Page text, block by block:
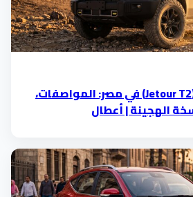
مراجعة جيتور تي 2 (Jetour T2) في مصر: المواصفات،
الهجينة | أعطال